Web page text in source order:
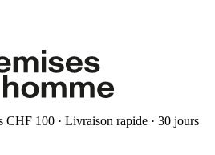
CHF 100 · Livraison rapide · 30 jours